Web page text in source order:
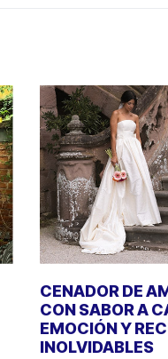
CENADOR DE
CON SABOR A
EMOCIÓN Y
INOLVIDABLES